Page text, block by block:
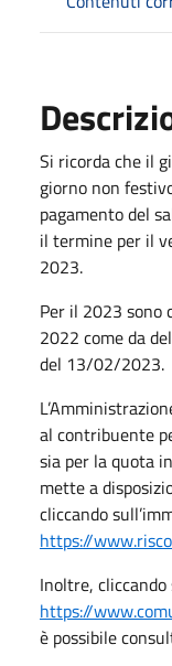
Si ricorda che il
giorno non
pagamento del
il termine per il
2023.
Per il 2023 sono
2022 come da
del 13/02/2023.
al contribuente
sia per la quota
mette a
cliccando
https://
Inoltre,
https://
è possibile